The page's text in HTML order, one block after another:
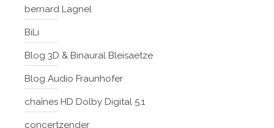
bernard Lagnel
BiLi
Blog 3D & Binaural Bleisaetze
Blog Audio Fraunhofer
chaînes HD Dolby Digital 5.1
concertzender